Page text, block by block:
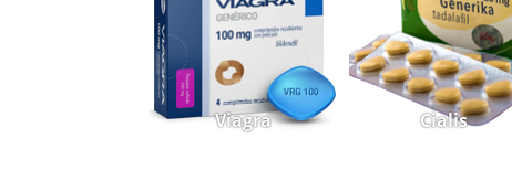
Viagra Cialis